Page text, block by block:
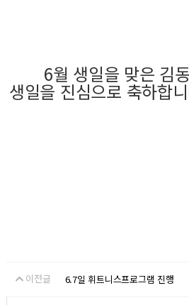
6월 생일을 맞은 김
생일을 진심으로 축하합
이전글 6.7일 휘트니스프로그램 진행